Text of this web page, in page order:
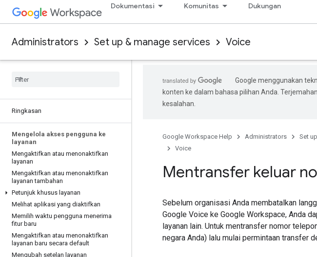
Dokumentasi Komunitas Dukungan
Administrators Set up & manage services Voice
Ringkasan
Mengelola akses pengguna ke
layanan
Mengaktifkan atau menonaktifkan
layanan
Mengaktifkan atau menonaktifkan
layanan tambahan
Petunjuk khusus layanan
Melihat aplikasi yang diaktifkan
Memilih waktu pengguna menerima
fitur baru
Mengaktifkan atau menonaktifkan
layanan baru secara default
Mengubah setelan layanan
Google menggunakan
konten ke dalam bahasa pilihan Anda.
kesalahan.
Google Workspace Help Administrators
Set
Voice
Mentransfer keluar
Sebelum organisasi Anda membatalkan
Google Voice ke Google Workspace, Anda
layanan lain. Untuk mentransfer nomor
negara Anda) lalu mulai permintaan transfer